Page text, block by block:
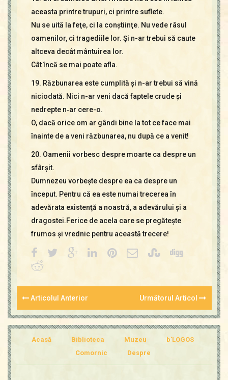
aceasta printre trupuri, ci printre suflete.
Nu se uită la feţe, ci la conştiinţe. Nu vede râsul
oamenilor, ci tragediile lor. Şi n-ar trebui să caute
altceva decât mântuirea lor.
Cât încă se mai poate afla.
19. Răzbunarea este cumplită şi n-ar trebui să vină
niciodată. Nici n-ar veni dacă faptele crude şi
nedrepte n‑ar cere-o.
O, dacă orice om ar gândi bine la tot ce face mai
înainte de a veni răzbunarea, nu după ce a venit!
20. Oamenii vorbesc despre moarte ca despre un
sfârşit.
Dumnezeu vorbeşte despre ea ca despre un
început. Pentru că ea este numai trecerea în
adevărata existenţă a noastră, a adevărului şi a
dragostei.Ferice de acela care se pregăteşte
frumos şi vrednic pentru această trecere!
Articolul Anterior Următorul Articol
Acasă Biblioteca Muzeu
b'LOGOS
Comornic
Despre